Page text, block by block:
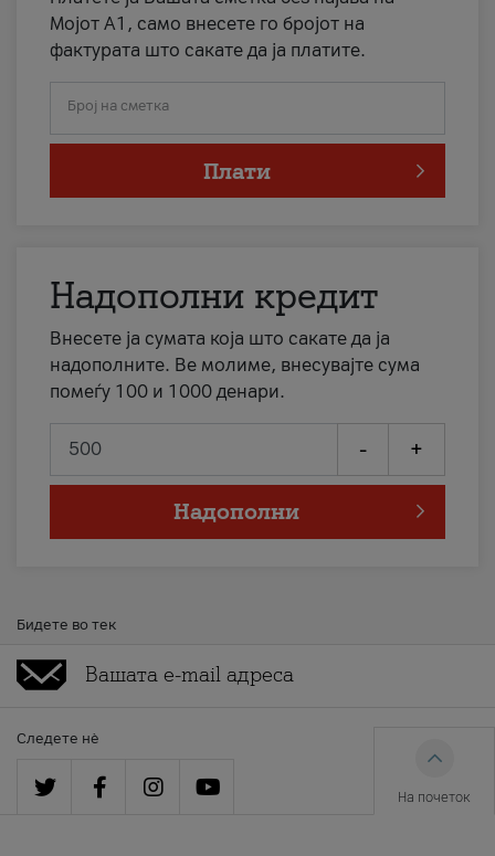
Мојот А1, само внесете го бројот на
фактурата што сакате да ја платите.
Број на сметка
Плати
Надополни кредит
Внесете ја сумата која што сакате да ја
надополните. Ве молиме, внесувајте сума
помеѓу 100 и 1000 денари.
- +
Надополни
Бидете во тек
Следете нè
На почеток